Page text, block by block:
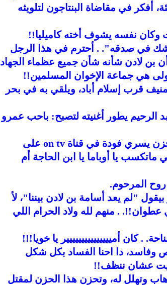
في مقاضاة البنتاجون لتلويثه
وكان نفسه يشوف أخته كاميليا!!
في صدقه". . أحترم في هذا الرجل
بن لادن شأنه شأن جميع عظماء الجهاد
هي جماعة الإخوان المسلمين!!
قرب إسلام أباد، ويلقي به في بحر
الرحيم يطور أغنيته لتصبح: باحب عمرو
• اغرورقت عيناي بالدموع وأنا أرى حزن يسري فودة في قناة on tv على
ماتكسب يا أوباما يا ابن الحاجة أم
المرحوم.
"لم يعد أسامة بن لادن بيننا"، لأ
عطوان!!. . منهم لله ولاد الحرام اللي
. كان أمييييييييييييييير يا خويا!!!
وفاسد، دا احنا الفساد بكل شكل
عشان ننظف!!
وتهلل له، وتحزن هذا الحزن لمقتل